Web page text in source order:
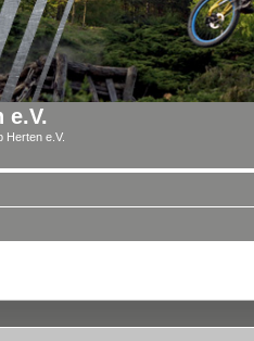
e.V.
Herten e.V.